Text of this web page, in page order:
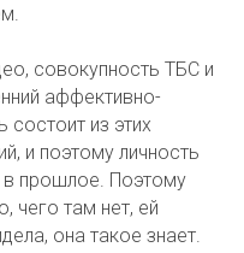
совокупность ТБС и
аффективно-
из этих
и поэтому личность
в прошлое. Поэтому
чего там нет, ей
она такое знает.